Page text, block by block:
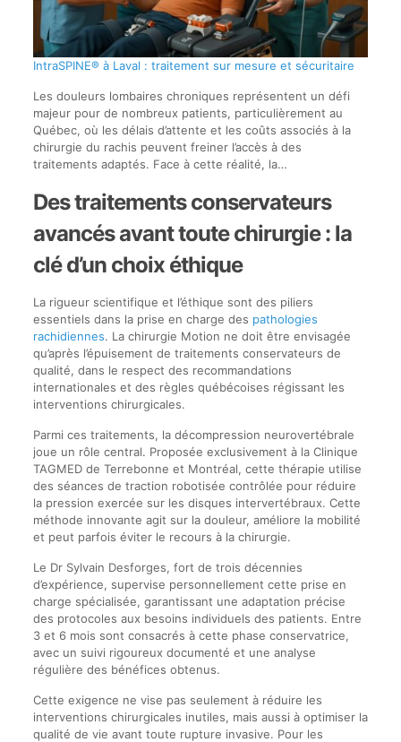
IntraSPINE® à Laval : traitement sur mesure et sécuritaire
Les douleurs lombaires chroniques représentent un défi
majeur pour de nombreux patients, particulièrement au
Québec, où les délais d’attente et les coûts associés à la
chirurgie du rachis peuvent freiner l’accès à des
traitements adaptés. Face à cette réalité, la…
Des traitements conservateurs
avancés avant toute chirurgie : la
clé d’un choix éthique
La rigueur scientifique et l’éthique sont des piliers
essentiels dans la prise en charge des pathologies
rachidiennes. La chirurgie Motion ne doit être envisagée
qu’après l’épuisement de traitements conservateurs de
qualité, dans le respect des recommandations
internationales et des règles québécoises régissant les
interventions chirurgicales.
Parmi ces traitements, la décompression neurovertébrale
joue un rôle central. Proposée exclusivement à la Clinique
TAGMED de Terrebonne et Montréal, cette thérapie utilise
des séances de traction robotisée contrôlée pour réduire
la pression exercée sur les disques intervertébraux. Cette
méthode innovante agit sur la douleur, améliore la mobilité
et peut parfois éviter le recours à la chirurgie.
Le Dr Sylvain Desforges, fort de trois décennies
d’expérience, supervise personnellement cette prise en
charge spécialisée, garantissant une adaptation précise
des protocoles aux besoins individuels des patients. Entre
3 et 6 mois sont consacrés à cette phase conservatrice,
avec un suivi rigoureux documenté et une analyse
régulière des bénéfices obtenus.
Cette exigence ne vise pas seulement à réduire les
interventions chirurgicales inutiles, mais aussi à optimiser la
qualité de vie avant toute rupture invasive. Pour les